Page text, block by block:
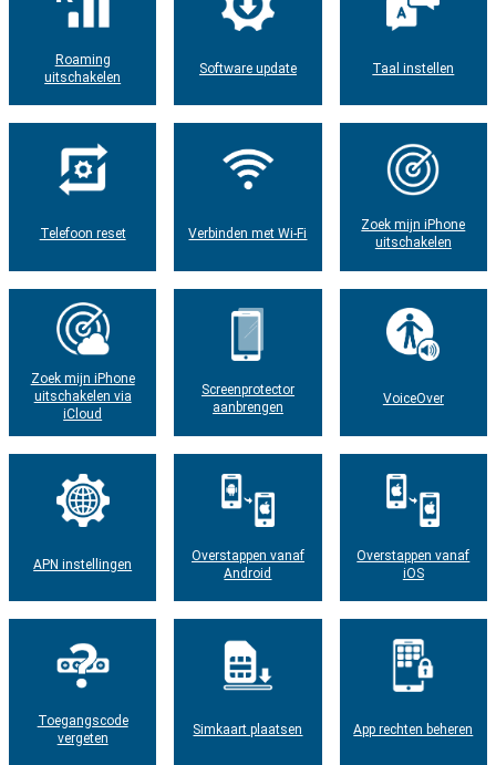
Roaming
uitschakelen
Software update Taal instellen
Telefoon reset Verbinden met Wi-Fi
Zoek mijn iPhone
uitschakelen
Zoek mijn iPhone
uitschakelen via
iCloud
Screenprotector
aanbrengen
VoiceOver
APN instellingen
Overstappen vanaf
Android
Overstappen vanaf
iOS
Toegangscode
vergeten
Simkaart plaatsen App rechten beheren